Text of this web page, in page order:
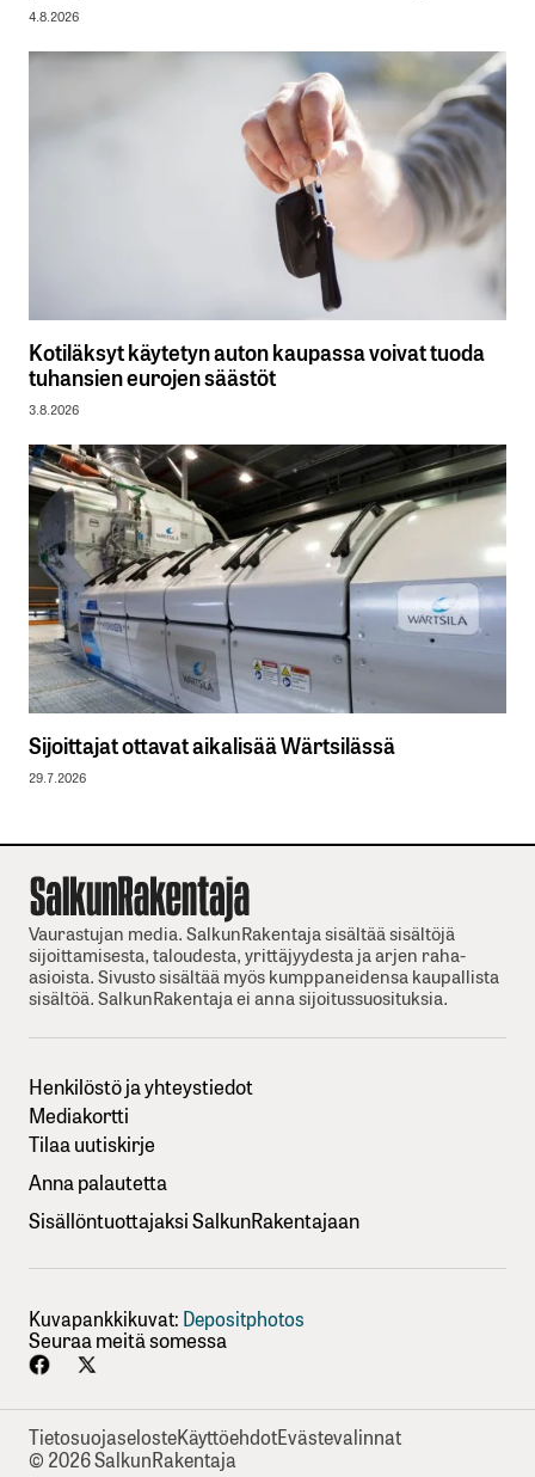
4.8.2026
Kotiläksyt käytetyn auton kaupassa voivat tuoda
tuhansien eurojen säästöt
3.8.2026
Sijoittajat ottavat aikalisää Wärtsilässä
29.7.2026
Vaurastujan media. SalkunRakentaja sisältää sisältöjä
sijoittamisesta, taloudesta, yrittäjyydesta ja arjen raha-
asioista. Sivusto sisältää myös kumppaneidensa kaupallista
sisältöä. SalkunRakentaja ei anna sijoitussuosituksia.
Henkilöstö ja yhteystiedot
Mediakortti
Tilaa uutiskirje
Anna palautetta
Sisällöntuottajaksi SalkunRakentajaan
Kuvapankkikuvat: Depositphotos
Seuraa meitä somessa
TietosuojaselosteKäyttöehdotEvästevalinnat
© 2026 SalkunRakentaja